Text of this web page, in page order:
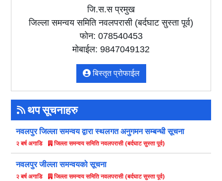
जि.स.स प्रमुख
जिल्ला समन्वय समिति नवलपरासी (बर्दघाट सुस्ता पूर्व)
फोन: 078540453
मोबाईल: 9847049132
बिस्तृत प्रोफाईल
थप सूचनाहरु
नवलपुर जिल्ला समन्वय द्वारा स्थलगत अनुगमन सम्बन्धी सूचना
२ बर्ष अगाडि जिल्ला समन्वय समिति नवलपरासी (बर्दघाट सुस्ता पूर्व)
नवलपुर जील्ला समन्वयको सूचना
२ बर्ष अगाडि जिल्ला समन्वय समिति नवलपरासी (बर्दघाट सुस्ता पूर्व)